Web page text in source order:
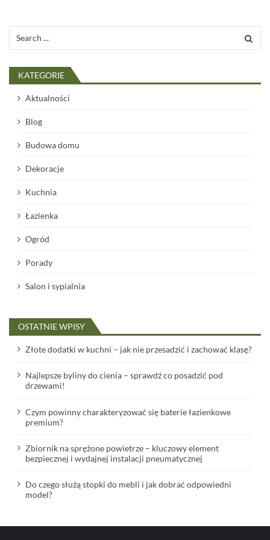
for:
KATEGORIE
Aktualności
Blog
Budowa domu
Dekoracje
Kuchnia
Łazienka
Ogród
Porady
Salon i sypialnia
OSTATNIE WPISY
Złote dodatki w kuchni – jak nie przesadzić i zachować klasę?
Najlepsze byliny do cienia – sprawdź co posadzić pod
drzewami!
Czym powinny charakteryzować się baterie łazienkowe
premium?
Zbiornik na sprężone powietrze – kluczowy element
bezpiecznej i wydajnej instalacji pneumatycznej
Do czego służą stopki do mebli i jak dobrać odpowiedni
model?